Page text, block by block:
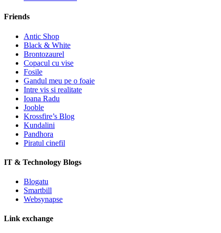
Friends
Antic Shop
Black & White
Brontozaurel
Copacul cu vise
Fosile
Gandul meu pe o foaie
Intre vis si realitate
Ioana Radu
Jooble
Krossfire’s Blog
Kundalini
Pandhora
Piratul cinefil
IT & Technology Blogs
Blogatu
Smartbill
Websynapse
Link exchange